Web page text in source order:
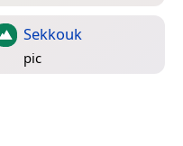
Sekkouk
pic